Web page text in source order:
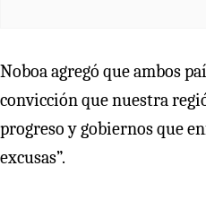
Noboa agregó que ambos
convicción que nuestra
progreso y gobiernos que
excusas”.